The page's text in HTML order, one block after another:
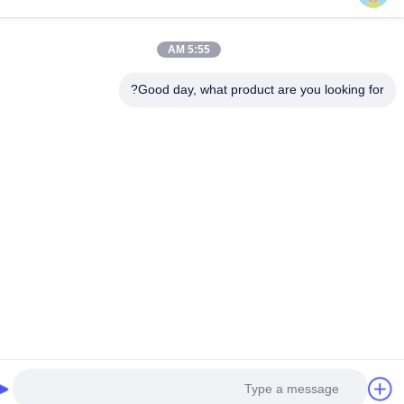
شنتشن.غوانغدونغ، الصين، 518118
محفوظة..
5:55 AM
Good day, what product are you looking